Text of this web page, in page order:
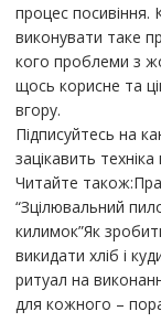
процес посивіння.
виконувати таке
кого проблеми з
щось корисне та
вгору.
Підписуйтесь на
зацікавить
Читайте
“Зцілювальний
килимок”Як
викидати хліб і
ритуал на
для кожного –